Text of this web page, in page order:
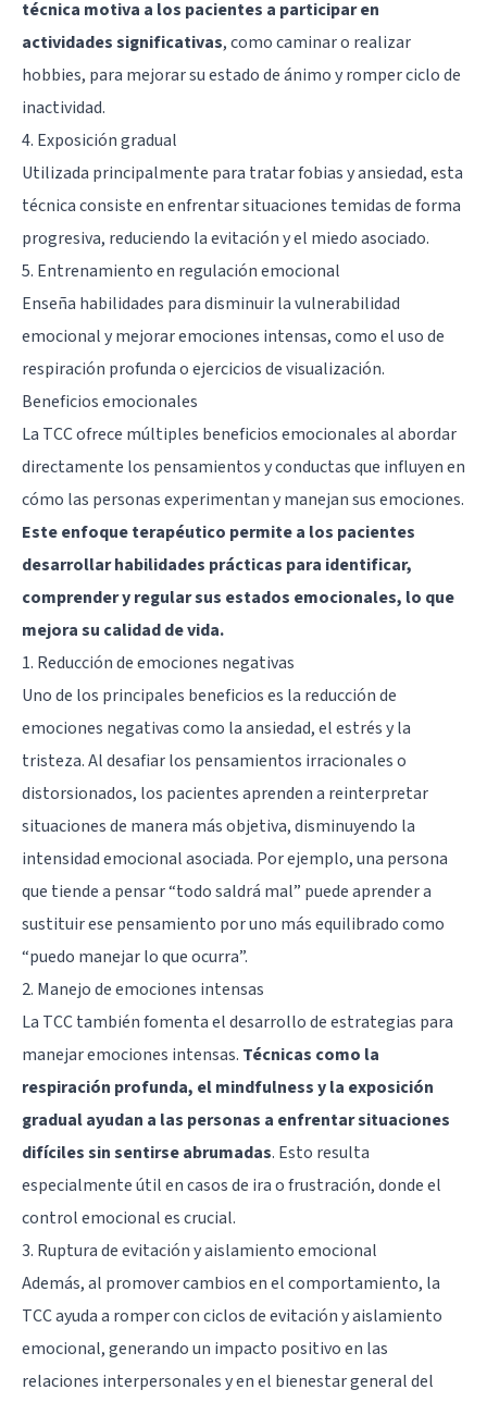
técnica motiva a los pacientes a participar en
actividades significativas, como caminar o realizar
hobbies, para mejorar su estado de ánimo y romper ciclo de
inactividad.
4. Exposición gradual
Utilizada principalmente para tratar fobias y ansiedad, esta
técnica consiste en enfrentar situaciones temidas de forma
progresiva, reduciendo la evitación y el miedo asociado.
5. Entrenamiento en regulación emocional
Enseña habilidades para disminuir la vulnerabilidad
emocional y mejorar emociones intensas, como el uso de
respiración profunda o ejercicios de visualización.
Beneficios emocionales
La TCC ofrece múltiples beneficios emocionales al abordar
directamente los pensamientos y conductas que influyen en
cómo las personas experimentan y manejan sus emociones.
Este enfoque terapéutico permite a los pacientes
desarrollar habilidades prácticas para identificar,
comprender y regular sus estados emocionales, lo que
mejora su calidad de vida.
1. Reducción de emociones negativas
Uno de los principales beneficios es la reducción de
emociones negativas como la ansiedad, el estrés y la
tristeza. Al desafiar los pensamientos irracionales o
distorsionados, los pacientes aprenden a reinterpretar
situaciones de manera más objetiva, disminuyendo la
intensidad emocional asociada. Por ejemplo, una persona
que tiende a pensar “todo saldrá mal” puede aprender a
sustituir ese pensamiento por uno más equilibrado como
“puedo manejar lo que ocurra”.
2. Manejo de emociones intensas
La TCC también fomenta el desarrollo de estrategias para
manejar emociones intensas. Técnicas como la
respiración profunda, el mindfulness y la exposición
gradual ayudan a las personas a enfrentar situaciones
difíciles sin sentirse abrumadas. Esto resulta
especialmente útil en casos de ira o frustración, donde el
control emocional es crucial.
3. Ruptura de evitación y aislamiento emocional
Además, al promover cambios en el comportamiento, la
TCC ayuda a romper con ciclos de evitación y aislamiento
emocional, generando un impacto positivo en las
relaciones interpersonales y en el bienestar general del